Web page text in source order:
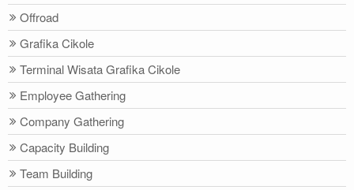
Offroad
Grafika Cikole
Terminal Wisata Grafika Cikole
Employee Gathering
Company Gathering
Capacity Building
Team Building